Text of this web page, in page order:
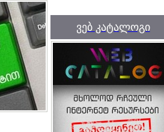
ვებ კატალოგი